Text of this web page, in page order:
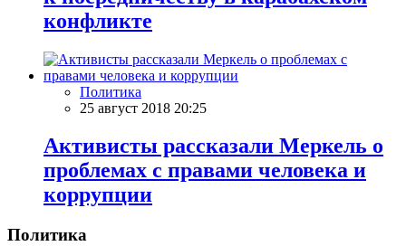
конфликте
Политика
25 август 2018 20:25
Активисты рассказали Меркель о
проблемах с правами человека и
коррупции
Политика